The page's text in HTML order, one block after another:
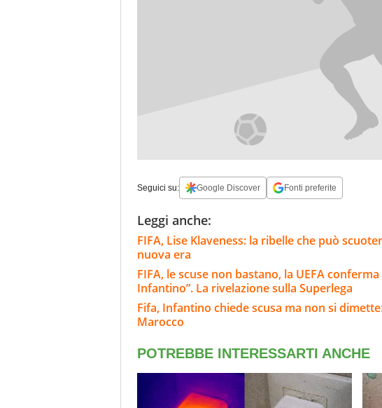
Seguici su: Google Discover Fonti preferite
Leggi anche:
FIFA, Lise Klaveness: la ribelle che può
nuova era
FIFA, le scuse non bastano, la UEFA
Infantino”. La rivelazione sulla Superlega
Fifa, Infantino chiede scusa ma non si
Marocco